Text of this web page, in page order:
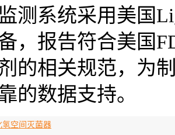
测系统采用美国
，报告符合美国
的相关规范，为
的数据支持。
氢空间灭菌器